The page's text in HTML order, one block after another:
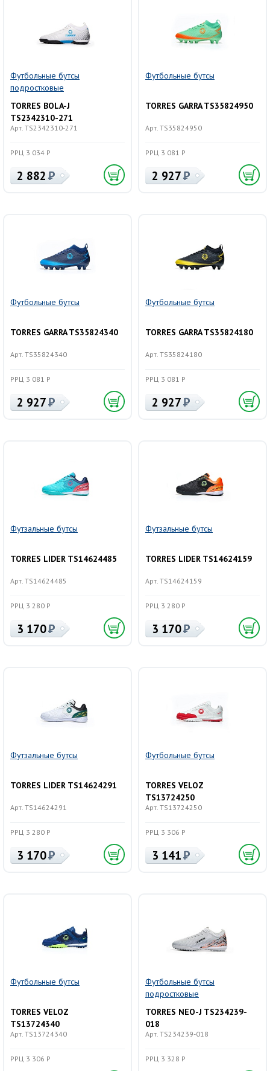
Футбольные бутсы
подростковые
TORRES BOLA-J
TS2342310-271
Арт. TS2342310-271
РРЦ 3 034 Р
2 882
Футбольные бутсы
TORRES GARRA TS35824950
Арт. TS35824950
РРЦ 3 081 Р
2 927
Футбольные бутсы
TORRES GARRA TS35824340
Арт. TS35824340
РРЦ 3 081 Р
2 927
Футбольные бутсы
TORRES GARRA TS35824180
Арт. TS35824180
РРЦ 3 081 Р
2 927
Футзальные бутсы
TORRES LIDER TS14624485
Арт. TS14624485
РРЦ 3 280 Р
3 170
Футзальные бутсы
TORRES LIDER TS14624159
Арт. TS14624159
РРЦ 3 280 Р
3 170
Футзальные бутсы
TORRES LIDER TS14624291
Арт. TS14624291
РРЦ 3 280 Р
3 170
Футбольные бутсы
TORRES VELOZ
TS13724250
Арт. TS13724250
РРЦ 3 306 Р
3 141
Футбольные бутсы
TORRES VELOZ
TS13724340
Арт. TS13724340
РРЦ 3 306 Р
Футбольные бутсы
подростковые
TORRES NEO-J TS234239-
018
Арт. TS234239-018
РРЦ 3 328 Р